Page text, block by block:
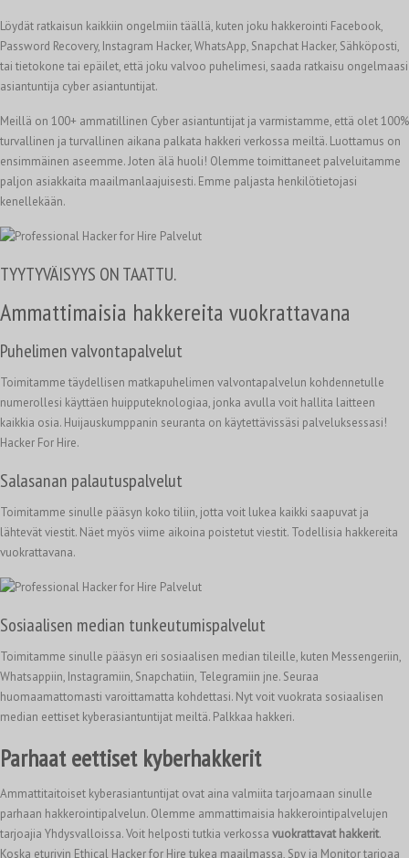
Löydät ratkaisun kaikkiin ongelmiin täällä, kuten joku hakkerointi Facebook,
Password Recovery, Instagram Hacker, WhatsApp, Snapchat Hacker, Sähköposti,
tai tietokone tai epäilet, että joku valvoo puhelimesi, saada ratkaisu ongelmaasi
asiantuntija cyber asiantuntijat.
Meillä on 100+ ammatillinen Cyber asiantuntijat ja varmistamme, että olet 100%
turvallinen ja turvallinen aikana palkata hakkeri verkossa meiltä. Luottamus on
ensimmäinen aseemme. Joten älä huoli! Olemme toimittaneet palveluitamme
paljon asiakkaita maailmanlaajuisesti. Emme paljasta henkilötietojasi
kenellekään.
TYYTYVÄISYYS ON TAATTU.
Ammattimaisia hakkereita vuokrattavana
Puhelimen valvontapalvelut
Toimitamme täydellisen matkapuhelimen valvontapalvelun kohdennetulle
numerollesi käyttäen huipputeknologiaa, jonka avulla voit hallita laitteen
kaikkia osia. Huijauskumppanin seuranta on käytettävissäsi palveluksessasi!
Hacker For Hire.
Salasanan palautuspalvelut
Toimitamme sinulle pääsyn koko tiliin, jotta voit lukea kaikki saapuvat ja
lähtevät viestit. Näet myös viime aikoina poistetut viestit. Todellisia hakkereita
vuokrattavana.
Sosiaalisen median tunkeutumispalvelut
Toimitamme sinulle pääsyn eri sosiaalisen median tileille, kuten Messengeriin,
Whatsappiin, Instagramiin, Snapchatiin, Telegramiin jne. Seuraa
huomaamattomasti varoittamatta kohdettasi. Nyt voit vuokrata sosiaalisen
median eettiset kyberasiantuntijat meiltä. Palkkaa hakkeri.
Parhaat eettiset kyberhakkerit
Ammattitaitoiset kyberasiantuntijat ovat aina valmiita tarjoamaan sinulle
parhaan hakkerointipalvelun. Olemme ammattimaisia hakkerointipalvelujen
tarjoajia Yhdysvalloissa. Voit helposti tutkia verkossa vuokrattavat hakkerit.
Koska eturivin Ethical Hacker for Hire tukea maailmassa, Spy ja Monitor tarjoaa